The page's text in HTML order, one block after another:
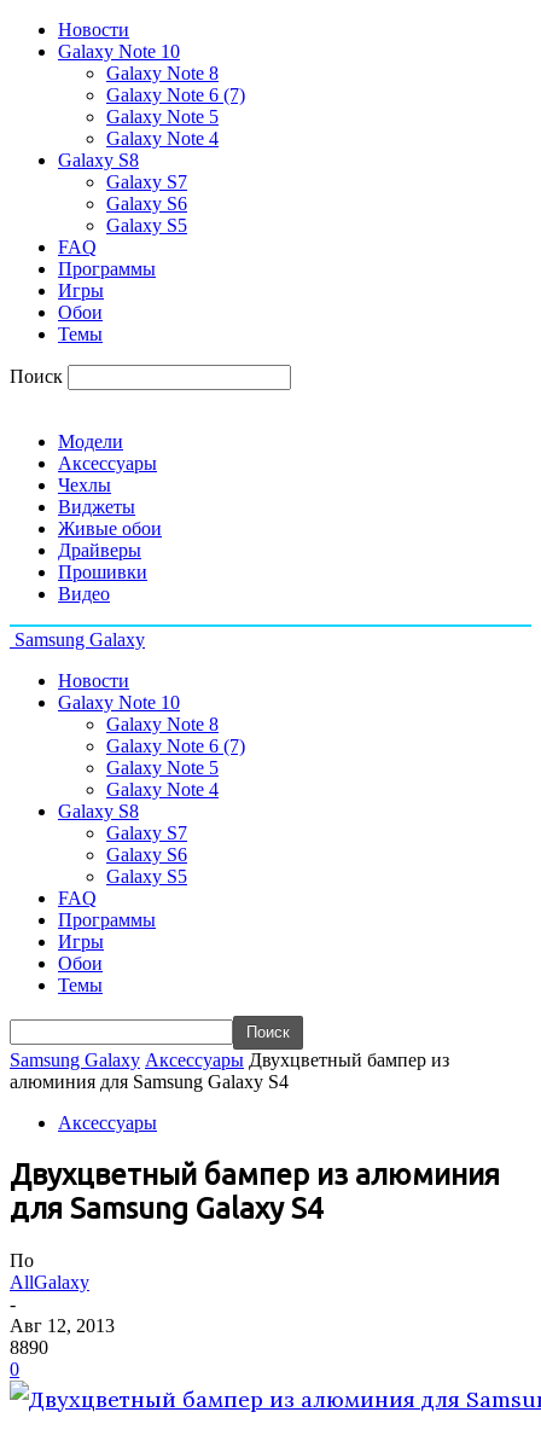
Новости
Galaxy Note 10
Galaxy Note 8
Galaxy Note 6 (7)
Galaxy Note 5
Galaxy Note 4
Galaxy S8
Galaxy S7
Galaxy S6
Galaxy S5
FAQ
Программы
Игры
Обои
Темы
Поиск
Модели
Аксессуары
Чехлы
Виджеты
Живые обои
Драйверы
Прошивки
Видео
Samsung Galaxy
Новости
Galaxy Note 10
Galaxy Note 8
Galaxy Note 6 (7)
Galaxy Note 5
Galaxy Note 4
Galaxy S8
Galaxy S7
Galaxy S6
Galaxy S5
FAQ
Программы
Игры
Обои
Темы
Samsung Galaxy Аксессуары Двухцветный бампер из
алюминия для Samsung Galaxy S4
Аксессуары
Двухцветный бампер из алюминия
для Samsung Galaxy S4
По
AllGalaxy
-
Авг 12, 2013
8890
0